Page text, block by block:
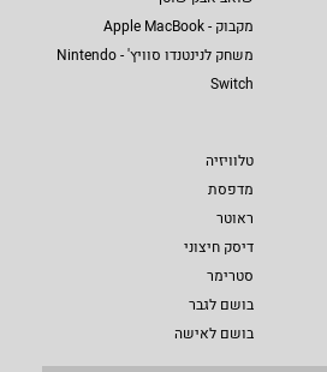
מקבוק - Apple MacBook
משחק לנינטנדו סוויץ' - Nintendo
Switch
טלוויזיה
מדפסת
ראוטר
דיסק חיצוני
סטרימר
בושם לגבר
בושם לאישה